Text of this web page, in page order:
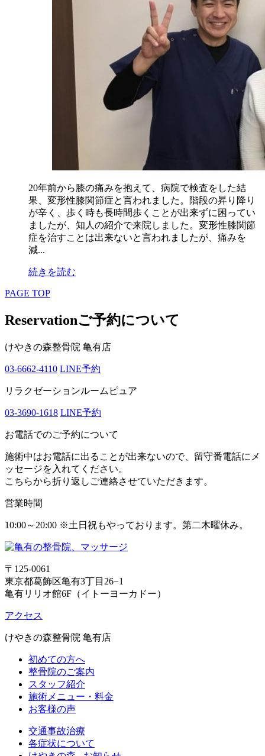
20年前から膝の痛みを抱えて、病院で検査をした結
果、変形性膝関節症と言われました。階段の昇り降り
が辛く、歩く時も長時間歩くことが出来ずに困ってい
ましたが、知人の紹介で来院しました。変形性膝関節
症を治すことは出来ないと言われましたが、痛みを
減...
続きを読む
PAGE TOP
Reservationご予約について
けやきの森整骨院 亀有店
03-6662-4110 LINE予約
リラクゼーションルームピュア
03-3690-1618 LINE予約
お電話でのご予約について
施術中はお電話に出ることが出来ないので、留守番電話にメ
ッセージを入れてください。
こちらから折り返しご連絡させていただきます。
営業時間
10:00～20:00 ※土日祝もやっております。第二木曜休み。
〒125-0061
東京都葛飾区亀有3丁目26−1
亀有リリオ館6F（イトーヨーカドー）
アクセス
けやきの森整骨院 亀有店
初めての方へ
整骨院のご案内
スタッフ紹介
施術メニュー・料金
お客様の声
交通事故治療
各症状について